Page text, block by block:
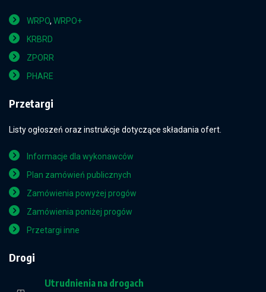
WRPO, WRPO+
KRBRD
ZPORR
PHARE
Przetargi
Listy ogłoszeń oraz instrukcje dotyczące składania ofert.
Informacje dla wykonawców
Plan zamówień publicznych
Zamówienia powyżej progów
Zamówienia poniżej progów
Przetargi inne
Drogi
Utrudnienia na drogach